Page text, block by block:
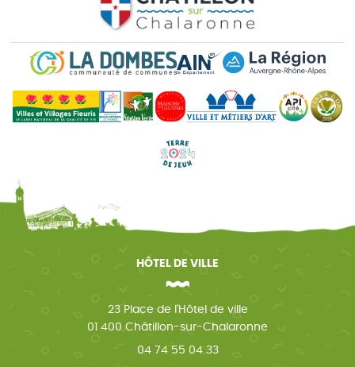
HÔTEL DE VILLE
23 Place de l'Hôtel de ville
01 400 Châtillon-sur-Chalaronne
04 74 55 04 33